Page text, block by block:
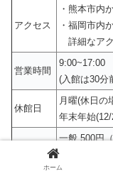
アクセス
・熊本市内
・福岡市内
詳細なア
営業時間
9:00~17:00
(入館は30分
休館日
月曜(休日の
年末年始
一般 500円
大学生・高
中学生・小
ホーム